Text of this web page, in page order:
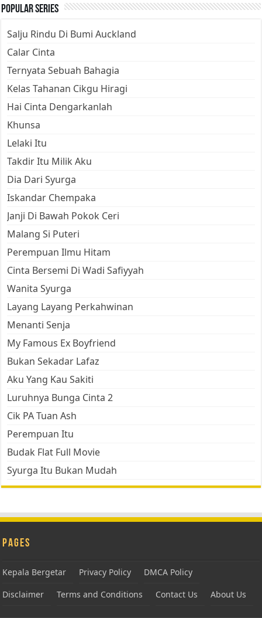
Popular Series
Salju Rindu Di Bumi Auckland
Calar Cinta
Ternyata Sebuah Bahagia
Kelas Tahanan Cikgu Hiragi
Hai Cinta Dengarkanlah
Khunsa
Lelaki Itu
Takdir Itu Milik Aku
Dia Dari Syurga
Iskandar Chempaka
Janji Di Bawah Pokok Ceri
Malang Si Puteri
Perempuan Ilmu Hitam
Cinta Bersemi Di Wadi Safiyyah
Wanita Syurga
Layang Layang Perkahwinan
Menanti Senja
My Famous Ex Boyfriend
Bukan Sekadar Lafaz
Aku Yang Kau Sakiti
Luruhnya Bunga Cinta 2
Cik PA Tuan Ash
Perempuan Itu
Budak Flat Full Movie
Syurga Itu Bukan Mudah
Pages
Kepala Bergetar Privacy Policy
DMCA Policy
Disclaimer
Terms and Conditions Contact Us About Us